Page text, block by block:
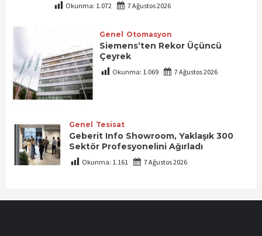
Okunma: 1.072 7 Ağustos 2026
Genel Otomasyon
Siemens’ten Rekor Üçüncü
Çeyrek
Okunma: 1.069 7 Ağustos 2026
Genel Tesisat
Geberit Info Showroom, Yaklaşık 300
Sektör Profesyonelini Ağırladı
Okunma: 1.161 7 Ağustos 2026